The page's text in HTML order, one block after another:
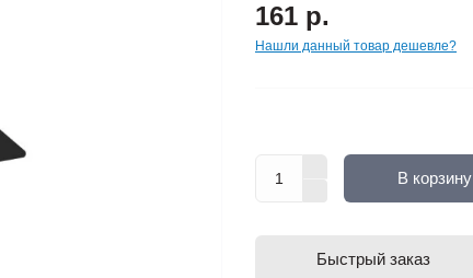
161 р.
Нашли данный товар дешевле?
В корзину
Быстрый заказ